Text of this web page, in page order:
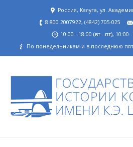
Россия, Калуга, ул.
8 800 2007922, (4842) 705-025
10:00 - 18:00 (вт - пт), 10:00
По понедельникам и в последнюю